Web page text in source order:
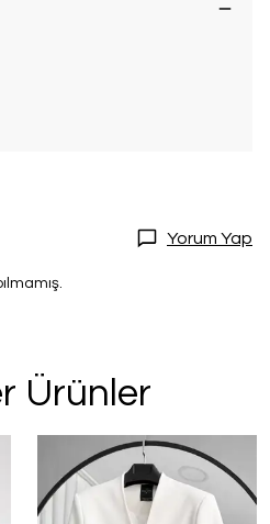
Yorum Yap
Ürünler